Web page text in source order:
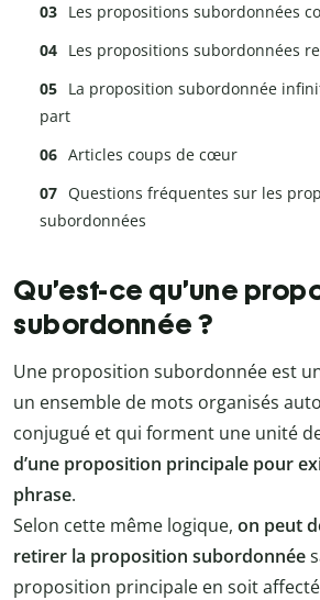
Les propositions subordonnées
Les propositions subordonnées
La proposition subordonnée
part
Articles coups de cœur
Questions fréquentes sur les
subordonnées
Qu’est-ce qu’une
subordonnée ?
Une proposition subordonnée est
un ensemble de mots organisés
conjugué et qui forment une unité
d’une proposition principale pour
phrase.
Selon cette même logique, on peut
retirer la proposition subordonnée
proposition principale en soit